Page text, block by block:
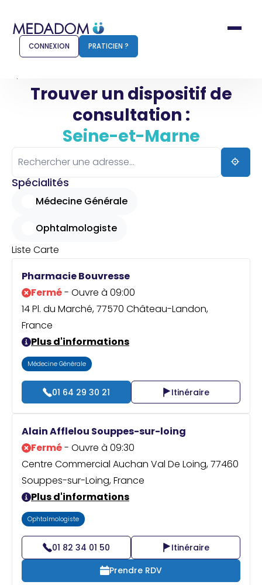
Comment ça marche ?
Pharmacien
Connexion
Praticien ?
CONNEXION PRATICIEN ?
Trouver un dispositif de
consultation :
Seine-et-Marne
Spécialités
Médecine Générale
Ophtalmologiste
Liste Carte
Pharmacie Bouvresse
Fermé- Ouvre à 09:00
14 Pl. du Marché, 77570 Château-Landon,
France
Plus d'informations
Médecine Générale
01 64 29 30 21 Itinéraire
Alain Afflelou Souppes-sur-loing
Fermé- Ouvre à 09:30
Centre Commercial Auchan Val De Loing, 77460
Souppes-sur-Loing, France
Plus d'informations
Ophtalmologiste
01 82 34 01 50
Itinéraire
Prendre RDV